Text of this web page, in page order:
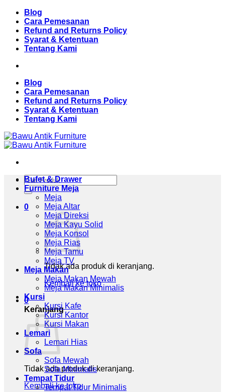
Skip
content
Blog
Cara Pemesanan
Refund and Returns Policy
Syarat & Ketentuan
Tentang Kami
Blog
Cara Pemesanan
Refund and Returns Policy
Syarat & Ketentuan
Tentang Kami
Pencarian
untuk:
0
Tidak ada produk di keranjang.
Kembali ke toko
0
Keranjang
Tidak ada produk di keranjang.
Kembali ke toko
Bufet & Drawer
Furniture Meja
Meja
Meja Altar
Meja Direksi
Meja Kayu Solid
Meja Konsol
Meja Rias
Meja Tamu
Meja TV
Meja Makan
Meja Makan Mewah
Meja Makan Minimalis
Kursi
Kursi Kafe
Kursi Kantor
Kursi Makan
Lemari
Lemari Hias
Sofa
Sofa Mewah
Sofa Minimalis
Tempat Tidur
Tempat Tidur Minimalis